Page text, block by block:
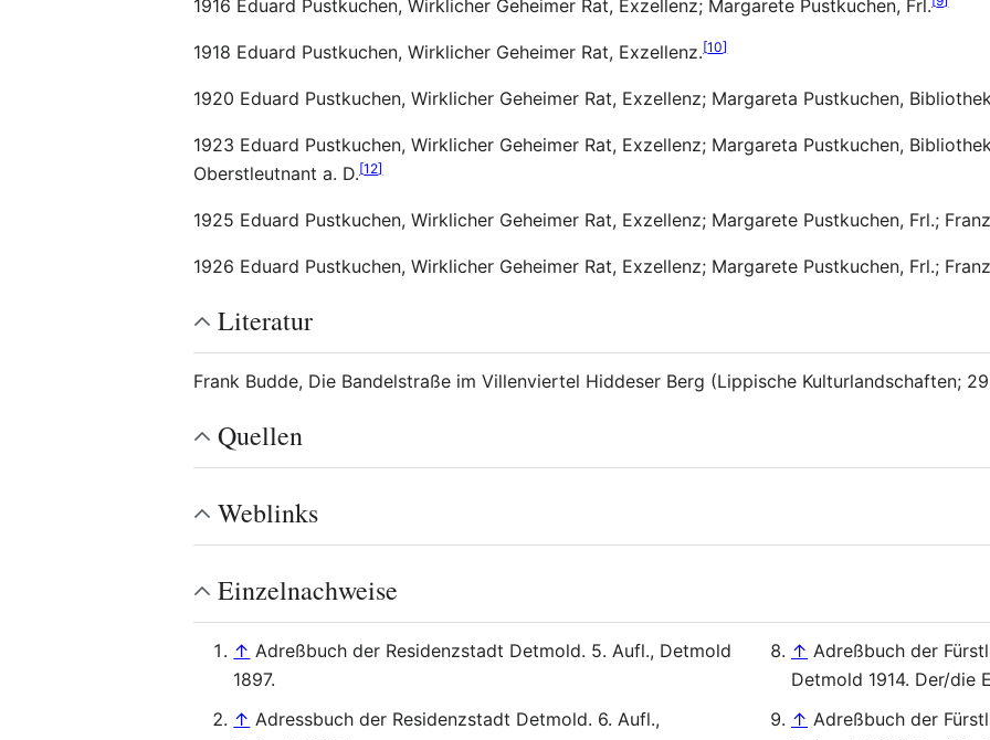
1916 Eduard Pustkuchen, Wirklicher Geheimer Rat, Exzellenz; Margarete Pustkuchen, Frl.
1918 Eduard Pustkuchen, Wirklicher Geheimer Rat, Exzellenz.[10]
1920 Eduard Pustkuchen, Wirklicher Geheimer Rat, Exzellenz; Margareta Pustkuchen,
1923 Eduard Pustkuchen, Wirklicher Geheimer Rat, Exzellenz; Margareta Pustkuchen,
Oberstleutnant a. D.[12]
1925 Eduard Pustkuchen, Wirklicher Geheimer Rat, Exzellenz; Margarete Pustkuchen, Frl.;
1926 Eduard Pustkuchen, Wirklicher Geheimer Rat, Exzellenz; Margarete Pustkuchen, Frl.;
Literatur
Frank Budde, Die Bandelstraße im Villenviertel Hiddeser Berg (Lippische Kulturlandschaften;
Quellen
Weblinks
Einzelnachweise
↑ Adreßbuch der Residenzstadt Detmold. 5. Aufl., Detmold
1897.
↑ Adressbuch der Residenzstadt Detmold. 6. Aufl.,
↑ Adreßbuch der
Detmold 1914. Der/die
↑ Adreßbuch der